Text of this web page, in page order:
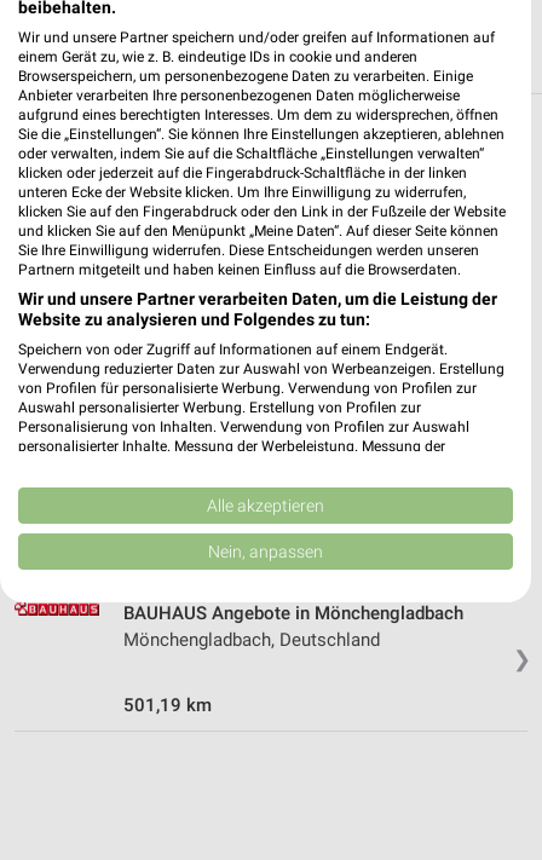
Weitere BAUHAUS Geschäfte mit
Angeboten in und um Aachen
5 Geschäfte und Orte
BAUHAUS Angebote in Würselen
Würselen, Deutschland
535,07 km
❯
BAUHAUS Angebote in Düren
513,12 km
❯
BAUHAUS Angebote in Mönchengladbach
Mönchengladbach, Deutschland
501,19 km
beibehalten.
Wir und unsere Partner speichern und/oder greifen auf Informationen auf
einem Gerät zu, wie z. B. eindeutige IDs in cookie und anderen
Browserspeichern, um personenbezogene Daten zu verarbeiten. Einige
Anbieter verarbeiten Ihre personenbezogenen Daten möglicherweise
aufgrund eines berechtigten Interesses. Um dem zu widersprechen, öffnen
Sie die „Einstellungen“. Sie können Ihre Einstellungen akzeptieren, ablehnen
oder verwalten, indem Sie auf die Schaltfläche „Einstellungen verwalten“
klicken oder jederzeit auf die Fingerabdruck-Schaltfläche in der linken
unteren Ecke der Website klicken. Um Ihre Einwilligung zu widerrufen,
klicken Sie auf den Fingerabdruck oder den Link in der Fußzeile der Website
und klicken Sie auf den Menüpunkt „Meine Daten“. Auf dieser Seite können
Sie Ihre Einwilligung widerrufen. Diese Entscheidungen werden unseren
Partnern mitgeteilt und haben keinen Einfluss auf die Browserdaten.
Wir und unsere Partner verarbeiten Daten, um die Leistung der
Website zu analysieren und Folgendes zu tun:
Speichern von oder Zugriff auf Informationen auf einem Endgerät.
Verwendung reduzierter Daten zur Auswahl von Werbeanzeigen. Erstellung
von Profilen für personalisierte Werbung. Verwendung von Profilen zur
Auswahl personalisierter Werbung. Erstellung von Profilen zur
Personalisierung von Inhalten. Verwendung von Profilen zur Auswahl
personalisierter Inhalte. Messung der Werbeleistung. Messung der
Kombinationen von Daten aus verschiedenen Quellen. Entwicklung und
Verbesserung der Angebote. Verwendung reduzierter Daten zur Auswahl
von Inhalten.
Daten können außerhalb der Europäischen Union weitergegeben und in die
Website/App.
Partnerliste anzeigen (1 IAB-Anbieter)
IAB-Verarbeitungszwecke:
Alle akzeptieren
Nein, anpassen